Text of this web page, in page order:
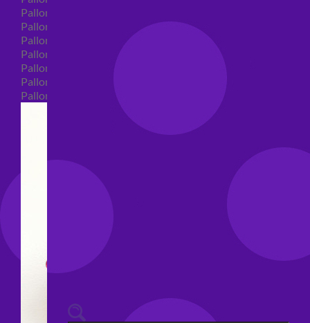
Palloncini 30 anni shape
Palloncini 40 anni shape
Palloncini 50 anni shape
Palloncini 60/70/80/90/100 anni shape
Palloncini Matrimonio shape
Palloncini Anniversario shape
Palloncini generici shape